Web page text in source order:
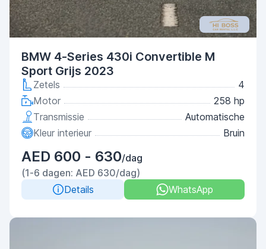
BMW 4-Series 430i Convertible M
Sport Grijs 2023
Zetels
4
Motor
258 hp
Transmissie
Automatische
Kleur interieur
Bruin
AED 600 - 630/dag
(1-6 dagen: AED 630/dag)
Details
WhatsApp